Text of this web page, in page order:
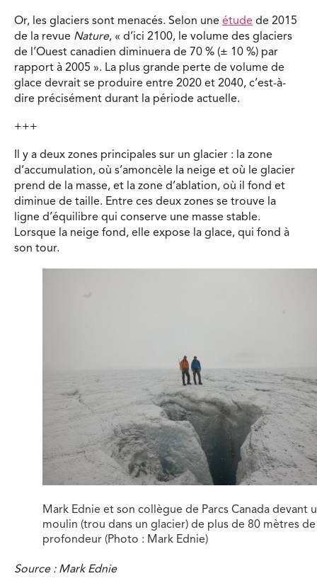
Or, les glaciers sont menacés. Selon une étude de 2015
de la revue Nature, « d’ici 2100, le volume des glaciers
de l’Ouest canadien diminuera de 70 % (± 10 %) par
rapport à 2005 ». La plus grande perte de volume de
glace devrait se produire entre 2020 et 2040, c’est-à-
dire précisément durant la période actuelle.
+++
Il y a deux zones principales sur un glacier : la zone
d’accumulation, où s’amoncèle la neige et où le glacier
prend de la masse, et la zone d’ablation, où il fond et
diminue de taille. Entre ces deux zones se trouve la
ligne d’équilibre qui conserve une masse stable.
Lorsque la neige fond, elle expose la glace, qui fond à
son tour.
Mark Ednie et son collègue de Parcs Canada devant
moulin (trou dans un glacier) de plus de 80 mètres de
profondeur (Photo : Mark Ednie)
Source : Mark Ednie